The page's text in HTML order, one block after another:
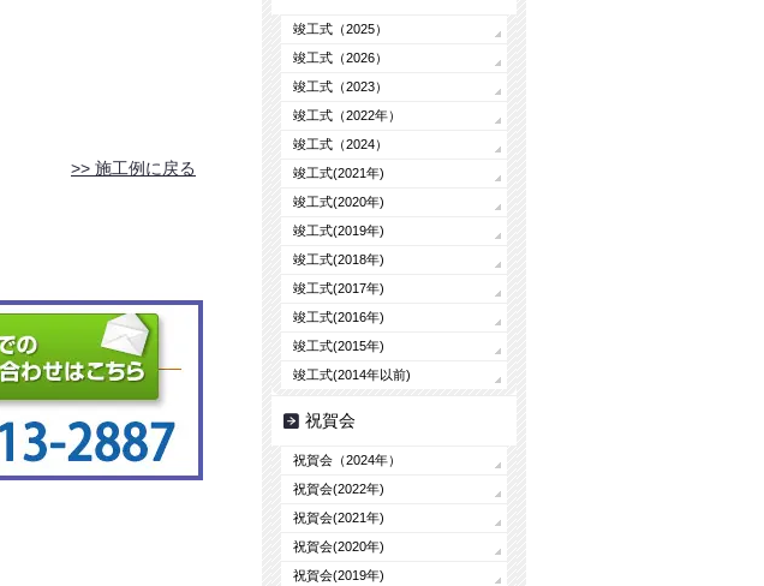
>> 施工例に戻る
竣工式（2025）
竣工式（2026）
竣工式（2023）
竣工式（2022年）
竣工式（2024）
竣工式(2021年)
竣工式(2020年)
竣工式(2019年)
竣工式(2018年)
竣工式(2017年)
竣工式(2016年)
竣工式(2015年)
竣工式(2014年以前)
祝賀会
祝賀会（2024年）
祝賀会(2022年)
祝賀会(2021年)
祝賀会(2020年)
祝賀会(2019年)